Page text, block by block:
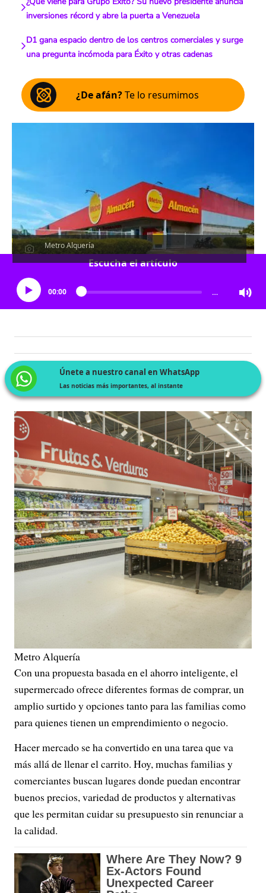
inversiones récord y abre la puerta a Venezuela
D1 gana espacio dentro de los centros comerciales y surge
una pregunta incómoda para Éxito y otras cadenas
¿De afán?Te lo resumimos
Metro Alquería
Escucha el artículo
00:00 …
Únete a nuestro canal en WhatsApp
Las noticias más importantes, al instante
Metro Alquería
Con una propuesta basada en el ahorro inteligente, el
supermercado ofrece diferentes formas de comprar, un
amplio surtido y opciones tanto para las familias como
para quienes tienen un emprendimiento o negocio.
Hacer mercado se ha convertido en una tarea que va
más allá de llenar el carrito. Hoy, muchas familias y
comerciantes buscan lugares donde puedan encontrar
buenos precios, variedad de productos y alternativas
que les permitan cuidar su presupuesto sin renunciar a
la calidad.